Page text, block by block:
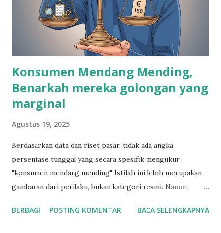
Konsumen Mendang Mending,
Benarkah mereka golongan yang
marginal
Agustus 19, 2025
Berdasarkan data dan riset pasar, tidak ada angka
persentase tunggal yang secara spesifik mengukur
"konsumen mendang mending." Istilah ini lebih merupakan
gambaran dari perilaku, bukan kategori resmi. Namun,
Indonesia memiliki mentalitas "mendang mending" atau
BERBAGI POSTING KOMENTAR BACA SELENGKAPNYA